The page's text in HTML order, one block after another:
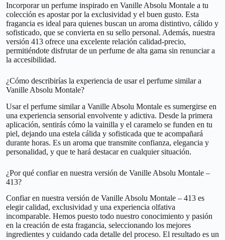
Incorporar un perfume inspirado en Vanille Absolu Montale a tu
colección es apostar por la exclusividad y el buen gusto. Esta
fragancia es ideal para quienes buscan un aroma distintivo, cálido y
sofisticado, que se convierta en su sello personal. Además, nuestra
versión 413 ofrece una excelente relación calidad-precio,
permitiéndote disfrutar de un perfume de alta gama sin renunciar a
la accesibilidad.
¿Cómo describirías la experiencia de usar el perfume similar a
Vanille Absolu Montale?
Usar el perfume similar a Vanille Absolu Montale es sumergirse en
una experiencia sensorial envolvente y adictiva. Desde la primera
aplicación, sentirás cómo la vainilla y el caramelo se funden en tu
piel, dejando una estela cálida y sofisticada que te acompañará
durante horas. Es un aroma que transmite confianza, elegancia y
personalidad, y que te hará destacar en cualquier situación.
¿Por qué confiar en nuestra versión de Vanille Absolu Montale –
413?
Confiar en nuestra versión de Vanille Absolu Montale – 413 es
elegir calidad, exclusividad y una experiencia olfativa
incomparable. Hemos puesto todo nuestro conocimiento y pasión
en la creación de esta fragancia, seleccionando los mejores
ingredientes y cuidando cada detalle del proceso. El resultado es un